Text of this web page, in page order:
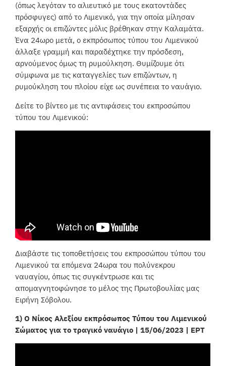
(όπως λεγόταν το αλιευτικό με τους εκατοντάδες
πρόσφυγες) από το Λιμενικό, για την οποία μίλησαν
εξαρχής οι επιζώντες μόλις βρέθηκαν στην Καλαμάτα.
Ένα 24ωρο μετά, ο εκπρόσωπος τύπου του Λιμενικού
άλλαξε γραμμή και παραδέχτηκε την πρόσδεση,
αρνούμενος όμως τη ρυμούλκηση. Θυμίζουμε ότι
σύμφωνα με τις καταγγελίες των επιζώντων, η
ρυμούκληση του πλοίου είχε ως συνέπεια το ναυάγιο.
Δείτε το βίντεο με τις αντιφάσεις του εκπροσώπου
τύπου του Λιμενικού:
Διαβάστε τις τοποθετήσεις του εκπροσώπου τύπου του
Λιμενικού τα επόμενα 24ωρα του πολύνεκρου
ναυαγίου, όπως τις συγκέντρωσε και τις
απομαγνητοφώνησε το μέλος της Πρωτοβουλίας μας
Ειρήνη Σόβολου.
1) Ο Νίκος Αλεξίου εκπρόσωπος Τύπου του Λιμενικού
Σώματος για το τραγικό ναυάγιο | 15/06/2023 | ΕΡΤ